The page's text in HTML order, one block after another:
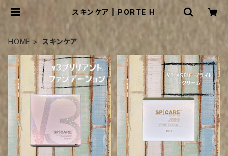
スキンケア | PORTE H
HOME スキンケア